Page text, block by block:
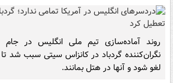
روند آماده‌سازی تیم ملی انگلیس در
نگران‌کننده گردباد در کانزاس سیتی سبب شد
لغو شود و آنها در هتل بمانند.